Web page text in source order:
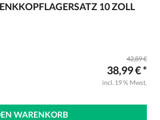
10 ZOLL
42,89 €
38,99 € *
incl. 19 % Mwst.
WARENKORB